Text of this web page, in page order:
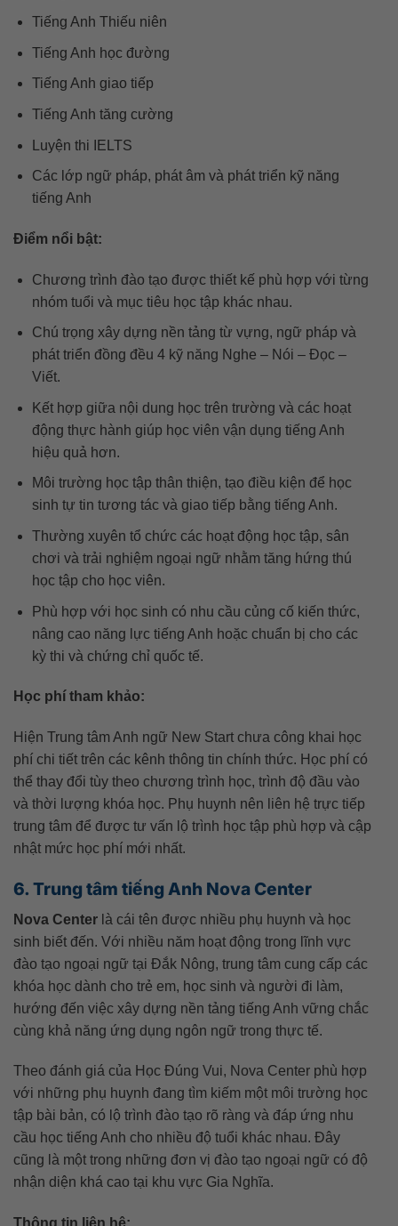
Tiếng Anh Thiếu niên
Tiếng Anh học đường
Tiếng Anh giao tiếp
Tiếng Anh tăng cường
Luyện thi IELTS
Các lớp ngữ pháp, phát âm và phát triển kỹ năng
tiếng Anh
Điểm nổi bật:
Chương trình đào tạo được thiết kế phù hợp với từng
nhóm tuổi và mục tiêu học tập khác nhau.
Chú trọng xây dựng nền tảng từ vựng, ngữ pháp và
phát triển đồng đều 4 kỹ năng Nghe – Nói – Đọc –
Viết.
Kết hợp giữa nội dung học trên trường và các hoạt
động thực hành giúp học viên vận dụng tiếng Anh
hiệu quả hơn.
Môi trường học tập thân thiện, tạo điều kiện để học
sinh tự tin tương tác và giao tiếp bằng tiếng Anh.
Thường xuyên tổ chức các hoạt động học tập, sân
chơi và trải nghiệm ngoại ngữ nhằm tăng hứng thú
học tập cho học viên.
Phù hợp với học sinh có nhu cầu củng cố kiến thức,
nâng cao năng lực tiếng Anh hoặc chuẩn bị cho các
kỳ thi và chứng chỉ quốc tế.
Học phí tham khảo:
Hiện Trung tâm Anh ngữ New Start chưa công khai học
phí chi tiết trên các kênh thông tin chính thức. Học phí có
thể thay đổi tùy theo chương trình học, trình độ đầu vào
và thời lượng khóa học. Phụ huynh nên liên hệ trực tiếp
trung tâm để được tư vấn lộ trình học tập phù hợp và cập
nhật mức học phí mới nhất.
6. Trung tâm tiếng Anh Nova Center
Nova Center là cái tên được nhiều phụ huynh và học
sinh biết đến. Với nhiều năm hoạt động trong lĩnh vực
đào tạo ngoại ngữ tại Đắk Nông, trung tâm cung cấp các
khóa học dành cho trẻ em, học sinh và người đi làm,
hướng đến việc xây dựng nền tảng tiếng Anh vững chắc
cùng khả năng ứng dụng ngôn ngữ trong thực tế.
Theo đánh giá của Học Đúng Vui, Nova Center phù hợp
với những phụ huynh đang tìm kiếm một môi trường học
tập bài bản, có lộ trình đào tạo rõ ràng và đáp ứng nhu
cầu học tiếng Anh cho nhiều độ tuổi khác nhau. Đây
cũng là một trong những đơn vị đào tạo ngoại ngữ có độ
nhận diện khá cao tại khu vực Gia Nghĩa.